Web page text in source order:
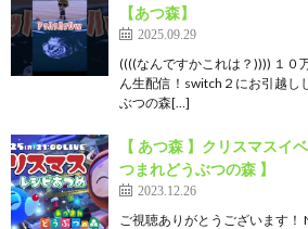
【あつ森】
2025.09.29
((((なんですかこれは？)))) １０
ん生配信！switch２にお引越
ぶつの森[…]
【 あつ森 】クリスマスイ
つまれどうぶつの森 】
2023.12.26
ご視聴ありがとうございます